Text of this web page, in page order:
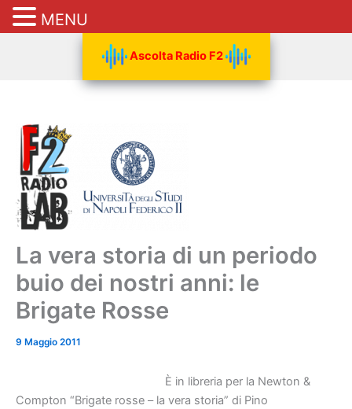
Ascolta Radio F2
La vera storia di un periodo
buio dei nostri anni: le
Brigate Rosse
9 Maggio 2011
È in libreria per la Newton &
Compton “Brigate rosse – la vera storia” di Pino
MENU